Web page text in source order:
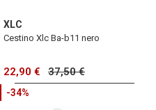
XLC
Cestino Xlc Ba-b11 nero
22,90 € 37,50 €
-34%